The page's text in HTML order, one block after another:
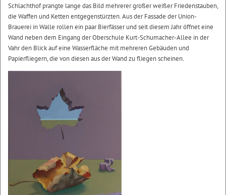
Schlachthof prangte lange das Bild mehrerer großer weißer Friedenstauben,
die Waffen und Ketten entgegenstürzten. Aus der Fassade der Union-
Brauerei in Walle rollen ein paar Bierfässer und seit diesem Jahr öffnet eine
Wand neben dem Eingang der Oberschule Kurt-Schumacher-Allee in der
Vahr den Blick auf eine Wasserfläche mit mehreren Gebäuden und
Papierfliegern, die von diesen aus der Wand zu fliegen scheinen.